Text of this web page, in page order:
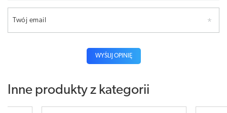
Twój email
WYŚLIJ OPINIĘ
Inne produkty z kategorii